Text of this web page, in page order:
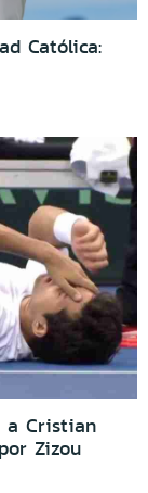
Católica:
a Cristian
Zizou